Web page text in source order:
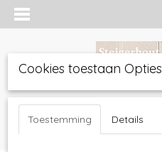
Inloggen Registreren
Cookies toestaan Opties
Toestemming Details